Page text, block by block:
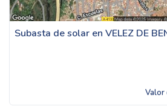
Subasta de solar en VELEZ DE
Valor